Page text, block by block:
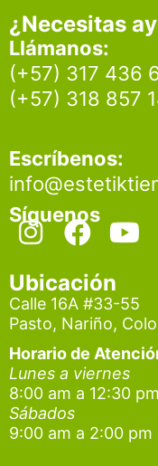
¿Necesitas
Llámanos:
(+57) 317 436
(+57) 318 857
Escríbenos:
Síguenos
I
n
s
t
a
g
r
a
m
F
a
c
e
b
o
o
Y
o
t
u
b
e
Ubicación
Calle 16A #33-55
Pasto, Nariño,
Horario de
Lunes a viernes
8:00 am a 12:30
Sábados
9:00 am a 2:00 pm